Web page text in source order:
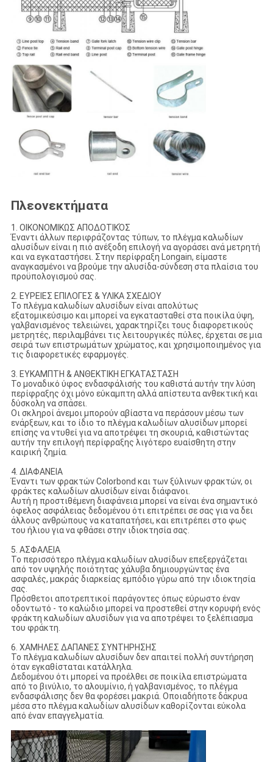
Πλεονεκτήματα
1. ΟΙΚΟΝΟΜΙΚΩΣ ΑΠΟΔΟΤΙΚΌΣ
Έναντι άλλων περιφράζοντας τύπων, το πλέγμα καλωδίων
αλυσίδων είναι η πιό ανέξοδη επιλογή να αγοράσει ανά μετρητή
και να εγκαταστήσει. Στην περίφραξη Longain, είμαστε
αναγκασμένοι να βρούμε την αλυσίδα-σύνδεση στα πλαίσια του
προϋπολογισμού σας.
2. ΕΥΡΕΙΕΣ ΕΠΙΛΟΓΕΣ & ΥΛΙΚΑ ΣΧΕΔΙΟΥ
Το πλέγμα καλωδίων αλυσίδων είναι απολύτως
εξατομικεύσιμο και μπορεί να εγκατασταθεί στα ποικίλα ύψη,
γαλβανισμένος τελειώνει, χαρακτηρίζει τους διαφορετικούς
μετρητές, περιλαμβάνει τις λειτουργικές πύλες, έρχεται σε μια
σειρά των επιστρωμάτων χρώματος, και χρησιμοποιημένος για
τις διαφορετικές εφαρμογές.
3. ΕΥΚΑΜΠΤΗ & ΑΝΘΕΚΤΙΚΗ ΕΓΚΑΤΑΣΤΑΣΗ
Το μοναδικό ύφος ενδασφάλισής του καθιστά αυτήν την λύση
περίφραξης όχι μόνο εύκαμπτη αλλά απίστευτα ανθεκτική και
δύσκολη να σπάσει.
Οι σκληροί άνεμοι μπορούν αβίαστα να περάσουν μέσω των
ενάρξεων, και το ίδιο το πλέγμα καλωδίων αλυσίδων μπορεί
επίσης να ντυθεί για να αποτρέψει τη σκουριά, καθιστώντας
αυτήν την επιλογή περίφραξης λιγότερο ευαίσθητη στην
καιρική ζημία.
4. ΔΙΑΦΑΝΕΙΑ
Έναντι των φρακτών Colorbond και των ξύλινων φρακτών, οι
φράκτες καλωδίων αλυσίδων είναι διάφανοι.
Αυτή η προστιθέμενη διαφάνεια μπορεί να είναι ένα σημαντικό
όφελος ασφάλειας δεδομένου ότι επιτρέπει σε σας για να δει
άλλους ανθρώπους να καταπατήσει, και επιτρέπει στο φως
του ήλιου για να φθάσει στην ιδιοκτησία σας.
5. ΑΣΦΑΛΕΙΑ
Το περισσότερο πλέγμα καλωδίων αλυσίδων επεξεργάζεται
από τον υψηλής ποιότητας χάλυβα δημιουργώντας ένα
ασφαλές, μακράς διαρκείας εμπόδιο γύρω από την ιδιοκτησία
σας.
Πρόσθετοι αποτρεπτικοί παράγοντες όπως εύρωστο έναν
οδοντωτό - το καλώδιο μπορεί να προστεθεί στην κορυφή ενός
φράκτη καλωδίων αλυσίδων για να αποτρέψει το ξελέπιασμα
του φράκτη.
6. ΧΑΜΗΛΕΣ ΔΑΠΑΝΕΣ ΣΥΝΤΗΡΗΣΗΣ
Το πλέγμα καλωδίων αλυσίδων δεν απαιτεί πολλή συντήρηση
όταν εγκαθίσταται κατάλληλα.
Δεδομένου ότι μπορεί να προέλθει σε ποικίλα επιστρώματα
από το βινύλιο, το αλουμίνιο, ή γαλβανισμένος, το πλέγμα
ενδασφάλισης δεν θα φορέσει μακριά. Οποιαδήποτε δάκρυα
μέσα στο πλέγμα καλωδίων αλυσίδων καθορίζονται εύκολα
από έναν επαγγελματία.